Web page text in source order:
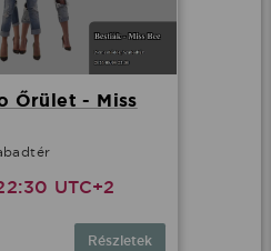
Őrület - Miss
UTC+2
Részletek